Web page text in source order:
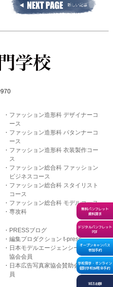
ファッション造形科 デザイナーコ
ース
ファッション造形科 パタンナーコ
ース
ファッション造形科 衣装製作コー
ス
ファッション総合科 ファッション
ビジネスコース
ファッション総合科 スタイリスト
コース
ファッション総合科 モデルコース
専攻科
PRESSブログ
編集プロダクション t-press
日本モデルエージェンシー
協会会員
日本広告写真家協会賛助会
員
無料パンフレット
資料請求
デジタルパンフレット
PDF
オープンキャンパス
参加予約
学校見学・オンライン
個別学校説明会予約
WEB出願